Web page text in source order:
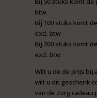
btw
Bij 100 stuks komt
excl. btw
Bij 200 stuks komt
excl. btw
Wilt u de de prijs bij
wilt u dit geschenk
van de Zorg cadeau